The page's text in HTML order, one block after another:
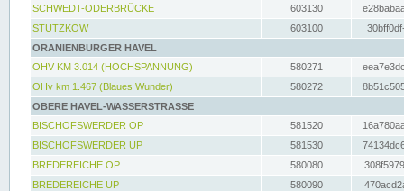
SCHWEDT-ODERBRÜCKE
603130
STÜTZKOW
603100
ORANIENBURGER HAVEL
OHV KM 3.014 (HOCHSPANNUNG)
580271
OHv km 1.467 (Blaues Wunder)
580272
OBERE HAVEL-WASSERSTRASSE
BISCHOFSWERDER OP
581520
BISCHOFSWERDER UP
581530
BREDEREICHE OP
580080
BREDEREICHE UP
580090